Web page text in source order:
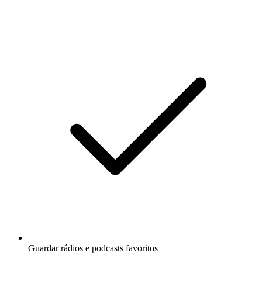
Guardar rádios e podcasts favoritos